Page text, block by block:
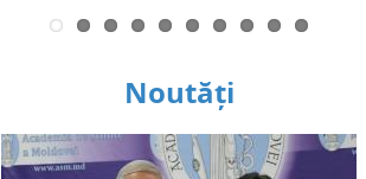
Noutăți